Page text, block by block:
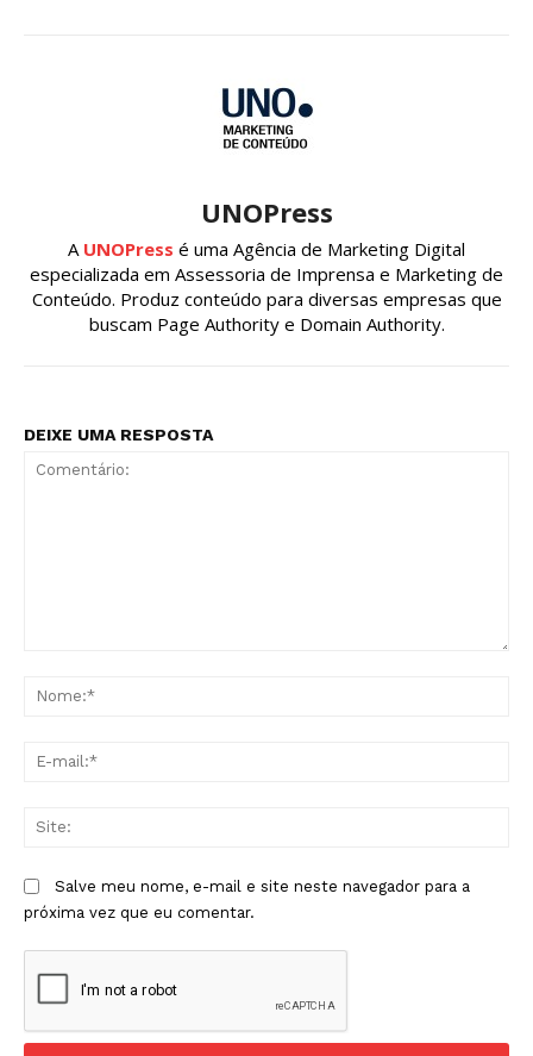
UNOPress
A UNOPress é uma Agência de Marketing Digital
especializada em Assessoria de Imprensa e Marketing de
Conteúdo. Produz conteúdo para diversas empresas que
buscam Page Authority e Domain Authority.
DEIXE UMA RESPOSTA
Salve meu nome, e-mail e site neste navegador para a
próxima vez que eu comentar.